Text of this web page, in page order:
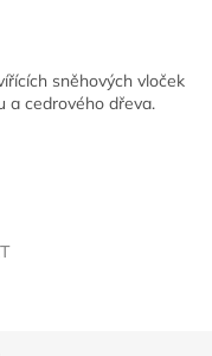
sněhových vloček
a cedrového dřeva.